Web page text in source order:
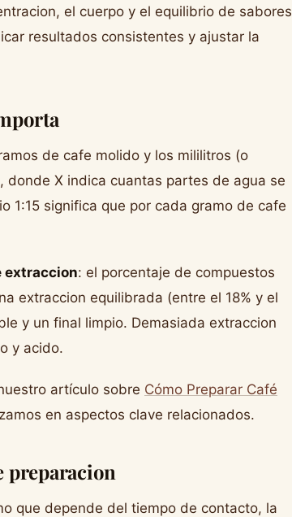
el cuerpo y el equilibrio de sabores
resultados consistentes y ajustar la
de cafe molido y los mililitros (o
donde X indica cuantas partes de agua se
1:15 significa que por cada gramo de cafe
extraccion: el porcentaje de compuestos
extraccion equilibrada (entre el 18% y el
y un final limpio. Demasiada extraccion
y acido.
artículo sobre Cómo Preparar Café
en aspectos clave relacionados.
preparacion
que depende del tiempo de contacto, la